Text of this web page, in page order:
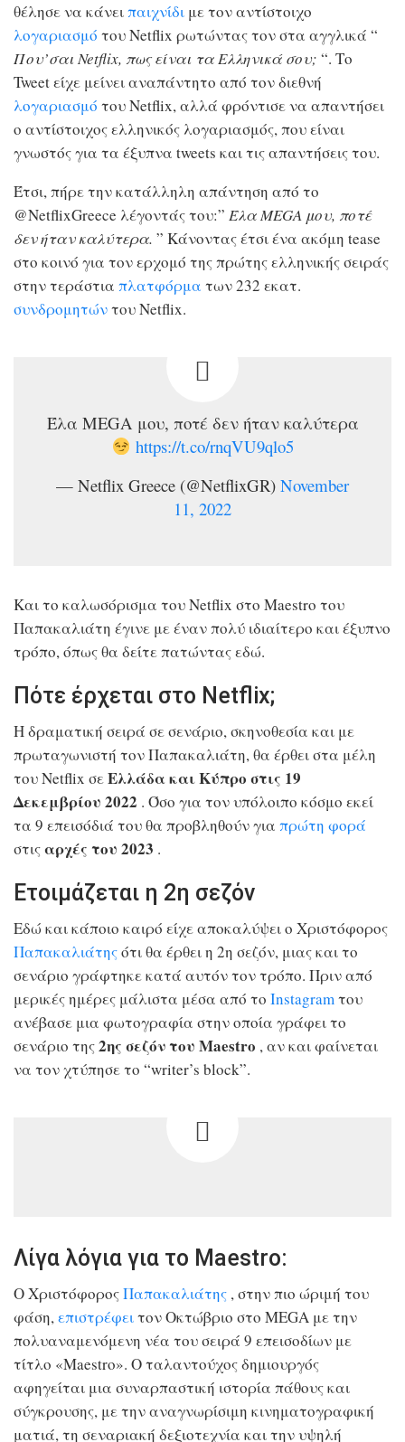
θέλησε να κάνειπαιχνίδι με τον αντίστοιχο
λογαριασμό του Netflix ρωτώντας τον στα αγγλικά “
Που’σαι Netflix, πως είναι τα Ελληνικά σου; “. Το
Tweet είχε μείνει αναπάντητο από τον διεθνή
λογαριασμό του Netflix, αλλά φρόντισε να απαντήσει
ο αντίστοιχος ελληνικός λογαριασμός, που είναι
γνωστός για τα έξυπνα tweets και τις απαντήσεις του.
Έτσι, πήρε την κατάλληλη απάντηση από το
@NetflixGreece λέγοντάς του:” Έλα MEGA μου, ποτέ
δεν ήταν καλύτερα. ” Κάνοντας έτσι ένα ακόμη tease
στο κοινό για τον ερχομό της πρώτης ελληνικής σειράς
στην τεράστια πλατφόρμα των 232 εκατ.
συνδρομητώντου Netflix.
Έλα MEGA μου, ποτέ δεν ήταν καλύτερα
https://t.co/rnqVU9qlo5
— Netflix Greece (@NetflixGR) November
11, 2022
Και το καλωσόρισμα του Netflix στο Maestro του
Παπακαλιάτη έγινε με έναν πολύ ιδιαίτερο και έξυπνο
τρόπο, όπως θα δείτε πατώντας εδώ.
Πότε έρχεται στο Netflix;
Η δραματική σειρά σε σενάριο, σκηνοθεσία και με
πρωταγωνιστή τον Παπακαλιάτη, θα έρθει στα μέλη
του Netflix σεΕλλάδα και Κύπρο στις 19
Δεκεμβρίου 2022 . Όσο για τον υπόλοιπο κόσμο εκεί
τα 9 επεισόδιά του θα προβληθούν για πρώτη φορά
στιςαρχές του 2023 .
Ετοιμάζεται η 2η σεζόν
Εδώ και κάποιο καιρό είχε αποκαλύψει ο Χριστόφορος
Παπακαλιάτηςότι θα έρθει η 2η σεζόν, μιας και το
σενάριο γράφτηκε κατά αυτόν τον τρόπο. Πριν από
μερικές ημέρες μάλιστα μέσα από το Instagramτου
ανέβασε μια φωτογραφία στην οποία γράφει το
σενάριο της2ης σεζόν του Maestro , αν και φαίνεται
να τον χτύπησε το “writer’s block”.
Λίγα λόγια για το Maestro:
Ο ΧριστόφοροςΠαπακαλιάτης , στην πιο ώριμή του
φάση,επιστρέφειτον Οκτώβριο στο MEGA με την
πολυαναμενόμενη νέα του σειρά 9 επεισοδίων με
τίτλο «Maestro». Ο ταλαντούχος δημιουργός
αφηγείται μια συναρπαστική ιστορία πάθους και
σύγκρουσης, με την αναγνωρίσιμη κινηματογραφική
ματιά, τη σεναριακή δεξιοτεχνία και την υψηλή